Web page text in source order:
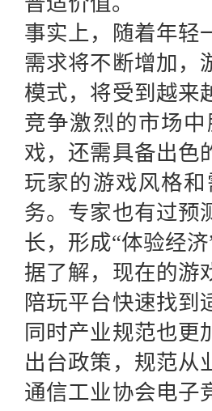
事实上，随着年轻
需求将不断增加，
模式，将受到越来
竞争激烈的市场
戏，还需具备出色
玩家的游戏风格
务。专家也有过预
长，形成“体验经
据了解，现在的游
陪玩平台快速找到
同时产业规范也更
出台政策，规范从
通信工业协会电子